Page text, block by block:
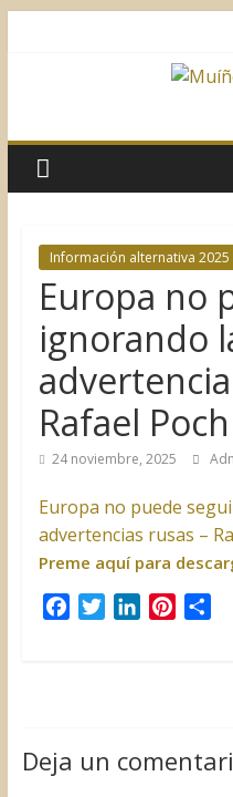
do
Vento
Asociación
Sociocultural
Información alternativa 2025
Europa no
ignorando
Rafael
24 noviembre, 2025
Europa no puede
advertencias rusas –
Preme aquí para
o
r
I
e
t
Deja un